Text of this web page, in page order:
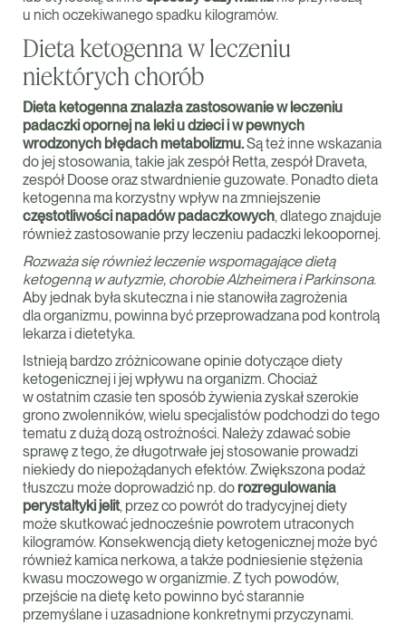
u nich oczekiwanego spadku kilogramów.
Dieta ketogenna w leczeniu
niektórych chorób
Dieta ketogenna znalazła zastosowanie w leczeniu
padaczki opornej na leki u dzieci i w pewnych
wrodzonych błędach metabolizmu.Są też inne wskazania
do jej stosowania, takie jak zespół Retta, zespół Draveta,
zespół Doose oraz stwardnienie guzowate. Ponadto dieta
ketogenna ma korzystny wpływ na zmniejszenie
częstotliwości napadów padaczkowych, dlatego znajduje
również zastosowanie przy leczeniu padaczki lekoopornej.
Rozważa się również leczenie wspomagające dietą
ketogenną w autyzmie, chorobie Alzheimera i Parkinsona.
Aby jednak była skuteczna i nie stanowiła zagrożenia
dla organizmu, powinna być przeprowadzana pod kontrolą
lekarza i dietetyka.
Istnieją bardzo zróżnicowane opinie dotyczące diety
ketogenicznej i jej wpływu na organizm. Chociaż
w ostatnim czasie ten sposób żywienia zyskał szerokie
grono zwolenników, wielu specjalistów podchodzi do tego
tematu z dużą dozą ostrożności. Należy zdawać sobie
sprawę z tego, że długotrwałe jej stosowanie prowadzi
niekiedy do niepożądanych efektów. Zwiększona podaż
tłuszczu może doprowadzić np. do rozregulowania
perystaltyki jelit, przez co powrót do tradycyjnej diety
może skutkować jednocześnie powrotem utraconych
kilogramów. Konsekwencją diety ketogenicznej może być
również kamica nerkowa, a także podniesienie stężenia
kwasu moczowego w organizmie. Z tych powodów,
przejście na dietę keto powinno być starannie
przemyślane i uzasadnione konkretnymi przyczynami.